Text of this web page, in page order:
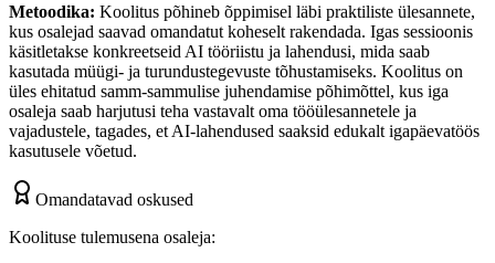
Metoodika: Koolitus põhineb õppimisel läbi praktiliste ülesannete,
kus osalejad saavad omandatut koheselt rakendada. Igas sessioonis
käsitletakse konkreetseid AI tööriistu ja lahendusi, mida saab
kasutada müügi- ja turundustegevuste tõhustamiseks. Koolitus on
üles ehitatud samm-sammulise juhendamise põhimõttel, kus iga
osaleja saab harjutusi teha vastavalt oma tööülesannetele ja
vajadustele, tagades, et AI-lahendused saaksid edukalt igapäevatöös
kasutusele võetud.
Omandatavad oskused
Koolituse tulemusena osaleja: